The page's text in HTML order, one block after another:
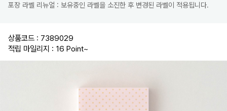
포장 라벨 리뉴얼 : 보유중인 라벨을 소진한 후 변경된 라벨이 적용됩니다.
상품코드 : 7389029
적립 마일리지 : 16 Point~